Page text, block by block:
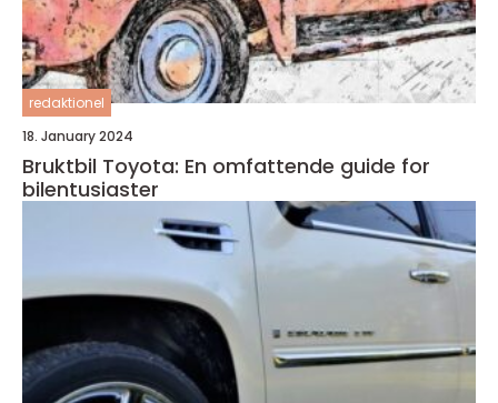
redaktionel
18. January 2024
Bruktbil Toyota: En omfattende guide for
bilentusiaster